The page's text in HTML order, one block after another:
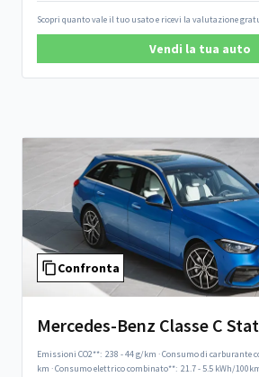
Scopri quanto vale il tuo usato e ricevi la valutazione
Vendi la tua auto
Confronta
Mercedes-Benz Classe C
Emissioni CO2**: 238 - 44 g/km ·Consumo di carburante
km ·Consumo elettrico combinato**: 21.7 - 5.5 kWh/